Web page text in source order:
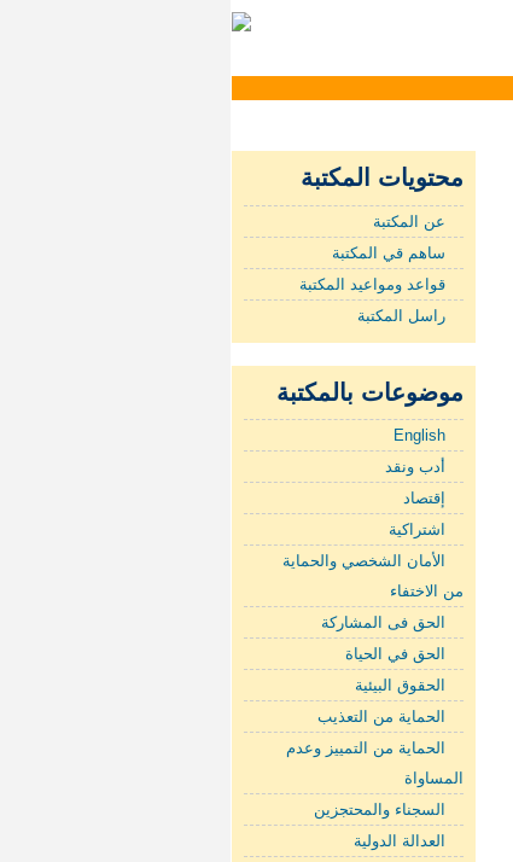
محتويات المكتبة
عن المكتبة
ساهم قي المكتبة
قواعد ومواعيد المكتبة
راسل المكتبة
موضوعات بالمكتبة
English
أدب ونقد
إقتصاد
اشتراكية
الأمان الشخصي والحماية
من اﻻختفاء
الحق فى المشاركة
الحق في الحياة
الحقوق البيئية
الحماية من التعذيب
الحماية من التمييز وعدم
المساواة
السجناء والمحتجزين
العدالة الدولية